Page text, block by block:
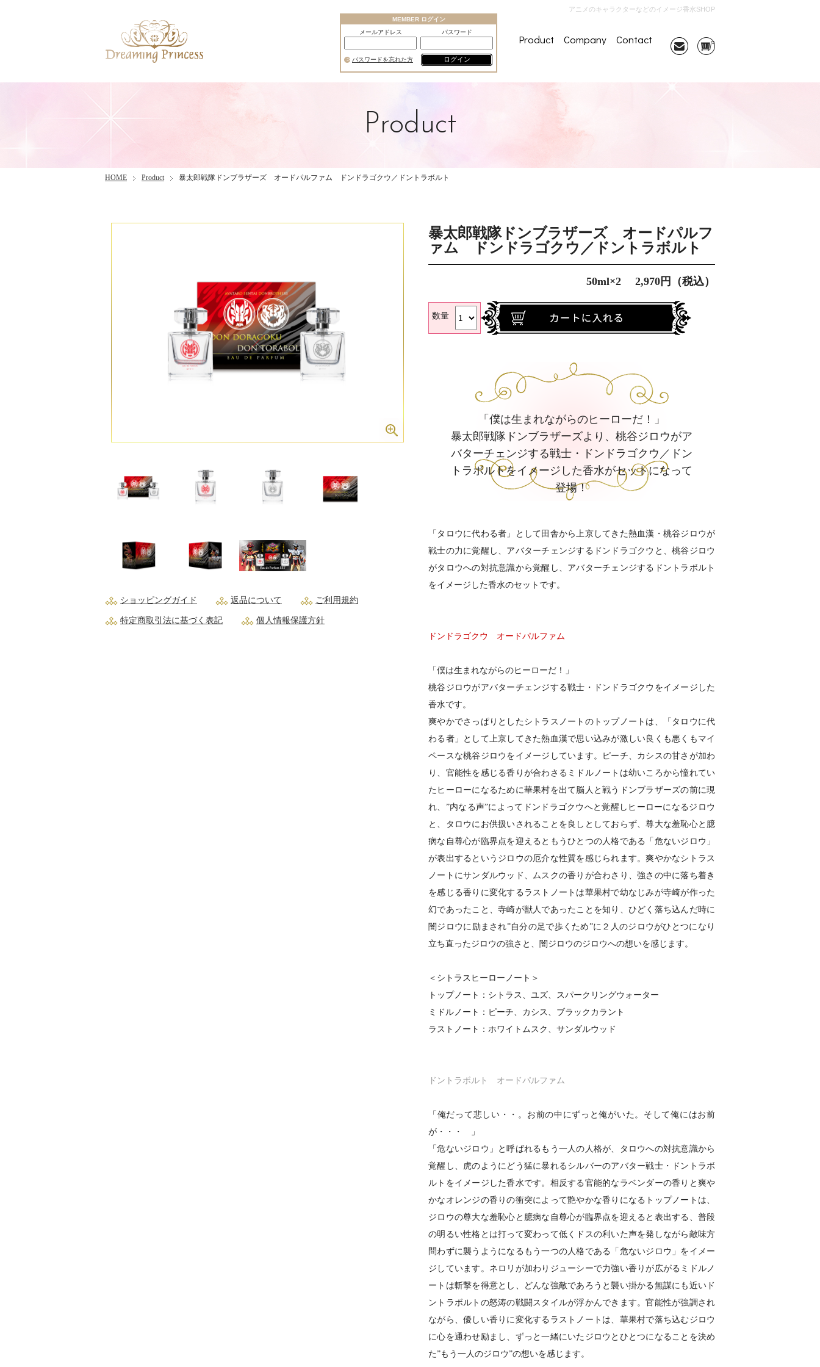
アニメのキャラクターなどのイメージ香水SHOP
Product Company Contact
MEMBER ログイン
メールアドレス
パスワード
パスワードを忘れた方 ログイン
Product
HOME Product 暴太郎戦隊ドンブラザーズ オードパルファム ドンドラゴクウ／ドントラボルト
ショッピングガイド 返品について ご利用規約
特定商取引法に基づく表記 個人情報保護方針
暴太郎戦隊ドンブラザーズ オードパルフ
ァム ドンドラゴクウ／ドントラボルト
50ml×2 2,970円（税込）
数量
「僕は生まれながらのヒーローだ！」
暴太郎戦隊ドンブラザーズより、桃谷ジロウがア
バターチェンジする戦士・ドンドラゴクウ／ドン
トラボルトをイメージした香水がセットになって
登場！
「タロウに代わる者」として田舎から上京してきた熱血漢・桃谷ジロウが
戦士の力に覚醒し、アバターチェンジするドンドラゴクウと、桃谷ジロウ
がタロウへの対抗意識から覚醒し、アバターチェンジするドントラボルト
をイメージした香水のセットです。
ドンドラゴクウ オードパルファム
「僕は生まれながらのヒーローだ！」
桃谷ジロウがアバターチェンジする戦士・ドンドラゴクウをイメージした
香水です。
爽やかでさっぱりとしたシトラスノートのトップノートは、「タロウに代
わる者」として上京してきた熱血漢で思い込みが激しい良くも悪くもマイ
ペースな桃谷ジロウをイメージしています。ピーチ、カシスの甘さが加わ
り、官能性を感じる香りが合わさるミドルノートは幼いころから憧れてい
たヒーローになるために華果村を出て脳人と戦うドンブラザーズの前に現
れ、”内なる声”によってドンドラゴクウへと覚醒しヒーローになるジロウ
と、タロウにお供扱いされることを良しとしておらず、尊大な羞恥心と臆
病な自尊心が臨界点を迎えるともうひとつの人格である「危ないジロウ」
が表出するというジロウの厄介な性質を感じられます。爽やかなシトラス
ノートにサンダルウッド、ムスクの香りが合わさり、強さの中に落ち着き
を感じる香りに変化するラストノートは華果村で幼なじみが寺崎が作った
幻であったこと、寺崎が獣人であったことを知り、ひどく落ち込んだ時に
闇ジロウに励まされ”自分の足で歩くため”に２人のジロウがひとつになり
立ち直ったジロウの強さと、闇ジロウのジロウへの想いを感じます。
＜シトラスヒーローノート＞
トップノート：シトラス、ユズ、スパークリングウォーター
ミドルノート：ピーチ、カシス、ブラックカラント
ラストノート：ホワイトムスク、サンダルウッド
ドントラボルト オードパルファム
「俺だって悲しい・・。お前の中にずっと俺がいた。そして俺にはお前
が・・・ 」
「危ないジロウ」と呼ばれるもう一人の人格が、タロウへの対抗意識から
覚醒し、虎のようにどう猛に暴れるシルバーのアバター戦士・ドントラボ
ルトをイメージした香水です。相反する官能的なラベンダーの香りと爽や
かなオレンジの香りの衝突によって艶やかな香りになるトップノートは、
ジロウの尊大な羞恥心と臆病な自尊心が臨界点を迎えると表出する、普段
の明るい性格とは打って変わって低くドスの利いた声を発しながら敵味方
問わずに襲うようになるもう一つの人格である「危ないジロウ」をイメー
ジしています。ネロリが加わりジューシーで力強い香りが広がるミドルノ
ートは斬撃を得意とし、どんな強敵であろうと襲い掛かる無謀にも近いド
ントラボルトの怒涛の戦闘スタイルが浮かんできます。官能性が強調され
ながら、優しい香りに変化するラストノートは、華果村で落ち込むジロウ
に心を通わせ励まし、ずっと一緒にいたジロウとひとつになることを決め
た”もう一人のジロウ”の想いを感じます。